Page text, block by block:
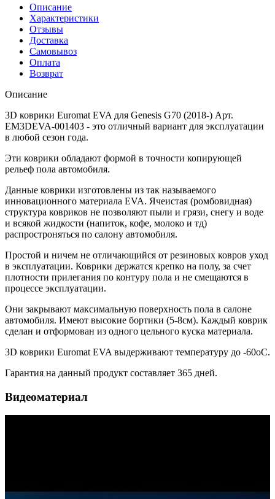
Описание
Характеристики
Отзывы
Доставка
Самовывоз
Оплата
Возврат
Описание
3D коврики Euromat EVA для Genesis G70 (2018-) Арт.
EM3DEVA-001403 - это отличный вариант для эксплуатации
в любой сезон года.
Эти коврики обладают формой в точности копирующей
рельеф пола автомобиля.
Данные коврики изготовлены из так называемого
инновационного материала EVA. Ячеистая (ромбовидная)
структура ковриков не позволяют пыли и грязи, снегу и воде
и всякой жидкости (напиток, кофе, молоко и тд)
распростроняться по салону автомобиля.
Простой и ничем не отличающийся от резиновых ковров уход
в эксплуатации. Коврики держатся крепко на полу, за счет
плотности прилегания по контуру пола и не смещаются в
процессе эксплуатации.
Они закрывают максимальную поверхность пола в салоне
автомобиля. Имеют высокие бортики (5-8см). Каждый коврик
сделан и отформован из одного цельного куска материала.
3D коврики Euromat EVA выдерживают температуру до -60oC.
Гарантия на данный продукт составляет 365 дней.
Видеоматериал